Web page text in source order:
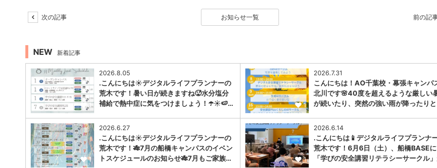
次の記事 お知らせ一覧 前の記
NEW 新着記事
1
2026.8.05
.こんにちは☀️デジタルライフプランナーの
荒木です！暑い日が続きますね🥵水分塩分
補給で熱中症に気をつけましょう！☂️☀️🍉…
1
2026.7.31
こんにちは！AO千葉校・幕張キャンパ
北川です🌸40度を超えるような厳しい
が続いたり、突然の強い雨が降ったり
1
2026.6.27
.こんにちは☀️デジタルライフプランナーの
荒木です！🎋7月の船橋キャンパスのイベン
トスケジュールのお知らせ🎋7月もご家族…
1
2026.6.14
.こんにちは📱デジタルライフプランナ
荒木です！6月6日（土）、船橋BASE
「学びの安全講習リテラシーサークル